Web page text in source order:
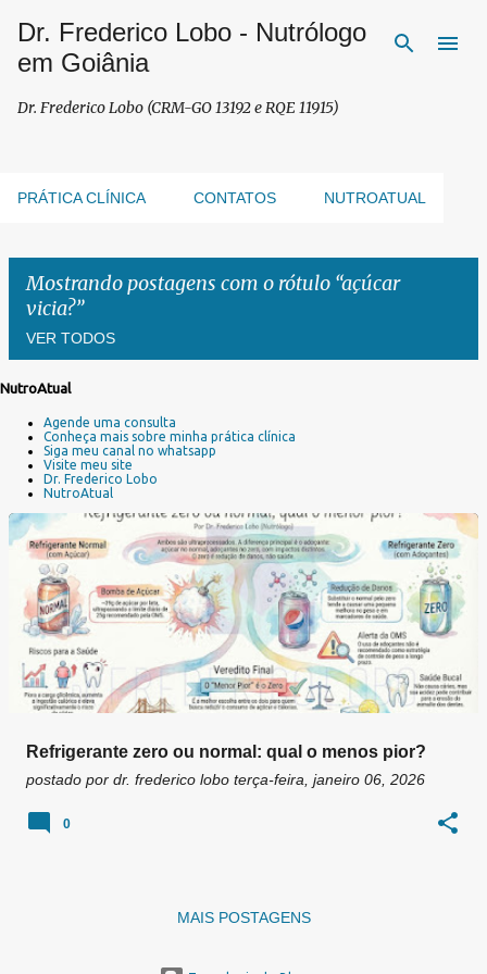
Pular para o conteúdo principal
Dr. Frederico Lobo - Nutrólogo
em Goiânia
Dr. Frederico Lobo (CRM-GO 13192 e RQE 11915)
PRÁTICA CLÍNICA CONTATOS NUTROATUAL
Mostrando postagens com o rótulo açúcar
vicia?
VER TODOS
g
e
NutroAtual
Agende uma consulta
Conheça mais sobre minha prática clínica
Siga meu canal no whatsapp
Visite meu site
Dr. Frederico Lobo
NutroAtual
Refrigerante zero ou normal: qual o menos pior?
postado por dr. frederico lobo terça-feira, janeiro 06, 2026
0
MAIS POSTAGENS